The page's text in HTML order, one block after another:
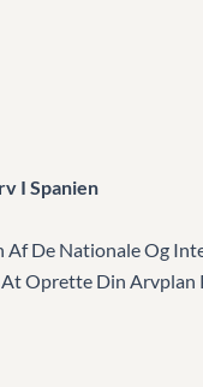
I Spanien
De Nationale Og
Oprette Din